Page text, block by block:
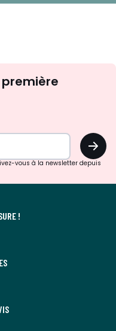
première
OK
vous à la newsletter depuis
!